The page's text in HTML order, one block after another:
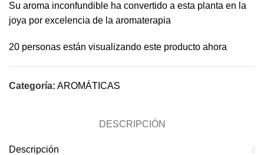
Su aroma inconfundible ha convertido a esta planta en la
joya por excelencia de la aromaterapia
20 personas están visualizando este producto ahora
Categoría: AROMÁTICAS
DESCRIPCIÓN
Descripción